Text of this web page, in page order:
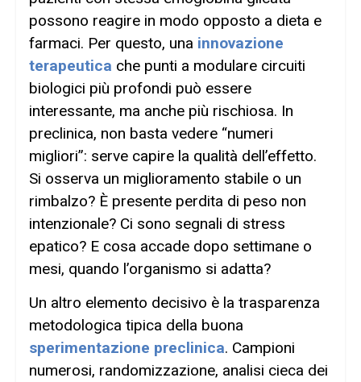
possono reagire in modo opposto a dieta e
farmaci. Per questo, una innovazione
terapeutica che punti a modulare circuiti
biologici più profondi può essere
interessante, ma anche più rischiosa. In
preclinica, non basta vedere “numeri
migliori”: serve capire la qualità dell’effetto.
Si osserva un miglioramento stabile o un
rimbalzo? È presente perdita di peso non
intenzionale? Ci sono segnali di stress
epatico? E cosa accade dopo settimane o
mesi, quando l’organismo si adatta?
Un altro elemento decisivo è la trasparenza
metodologica tipica della buona
sperimentazione preclinica. Campioni
numerosi, randomizzazione, analisi cieca dei